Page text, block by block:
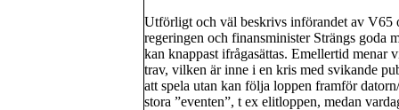
Utförligt och väl beskrivs införandet av V65
regeringen och finansminister Strängs goda
kan knappast ifrågasättas. Emellertid menar
trav, vilken är inne i en kris med svikande
att spela utan kan följa loppen framför
stora ”eventen”, t ex elitloppen, medan